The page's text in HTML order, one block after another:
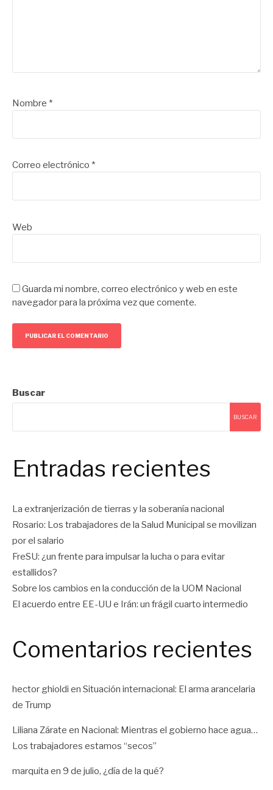
Nombre *
Correo electrónico *
Web
Guarda mi nombre, correo electrónico y web en este
navegador para la próxima vez que comente.
Buscar
BUSCAR
Entradas recientes
La extranjerización de tierras y la soberanía nacional
Rosario: Los trabajadores de la Salud Municipal se movilizan
por el salario
FreSU: ¿un frente para impulsar la lucha o para evitar
estallidos?
Sobre los cambios en la conducción de la UOM Nacional
El acuerdo entre EE-UU e Irán: un frágil cuarto intermedio
Comentarios recientes
hector ghioldi en Situación internacional: El arma arancelaria
de Trump
Liliana Zárate en Nacional: Mientras el gobierno hace agua…
Los trabajadores estamos “secos”
marquita en 9 de julio, ¿día de la qué?